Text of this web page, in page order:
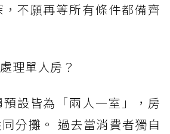
不願再等所有條件都備齊
理單人房？
設皆為「兩人一室」，房
分攤。 過去當消費者獨自